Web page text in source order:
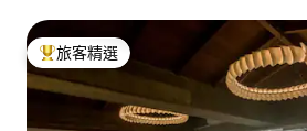
旅客精選榜首
旅客精選